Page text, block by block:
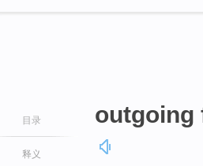
目录
释义
outgoing